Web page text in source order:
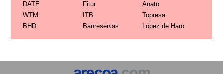
DATE
Fitur
Anato
WTM
ITB
Topresa
BHD
Banreservas López de Haro